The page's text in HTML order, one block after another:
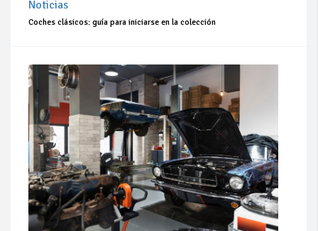
Noticias
Coches clásicos: guía para iniciarse en la colección